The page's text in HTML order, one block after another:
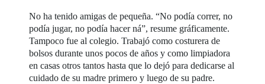
No ha tenido amigas de pequeña. “No podía correr, no
podía jugar, no podía hacer ná”, resume gráficamente.
Tampoco fue al colegio. Trabajó como costurera de
bolsos durante unos pocos de años y como limpiadora
en casas otros tantos hasta que lo dejó para dedicarse al
cuidado de su madre primero y luego de su padre.